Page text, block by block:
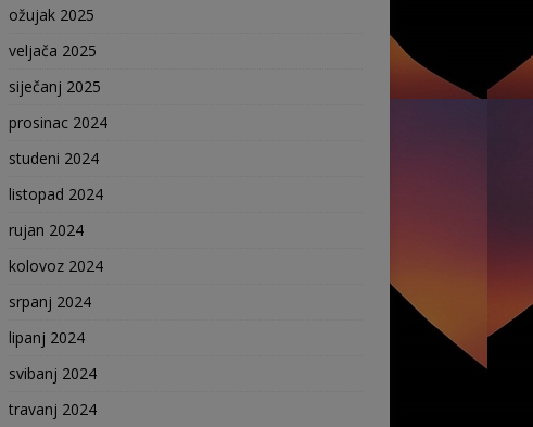
ožujak 2025
veljača 2025
siječanj 2025
prosinac 2024
studeni 2024
listopad 2024
rujan 2024
kolovoz 2024
srpanj 2024
lipanj 2024
svibanj 2024
travanj 2024